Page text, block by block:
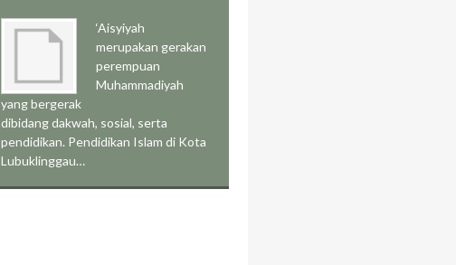
‘Aisyiyah
merupakan gerakan
perempuan
Muhammadiyah
yang bergerak
dibidang dakwah, sosial, serta
pendidikan. Pendidikan Islam di Kota
Lubuklinggau…